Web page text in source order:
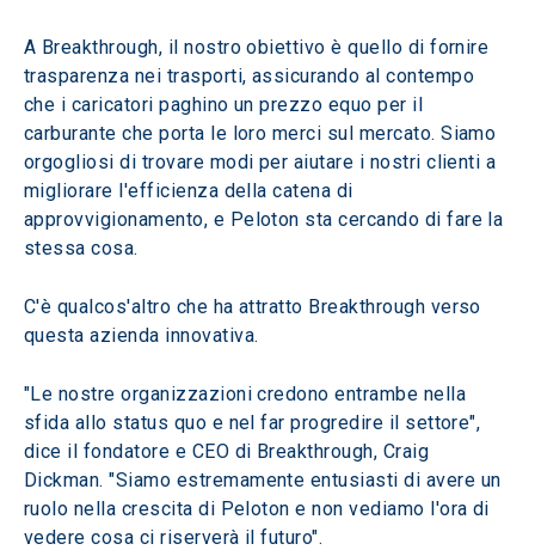
A Breakthrough, il nostro obiettivo è quello di fornire
trasparenza nei trasporti, assicurando al contempo
che i caricatori paghino un prezzo equo per il
carburante che porta le loro merci sul mercato. Siamo
orgogliosi di trovare modi per aiutare i nostri clienti a
migliorare l'efficienza della catena di
approvvigionamento, e Peloton sta cercando di fare la
stessa cosa.
C'è qualcos'altro che ha attratto Breakthrough verso
questa azienda innovativa.
"Le nostre organizzazioni credono entrambe nella
sfida allo status quo e nel far progredire il settore",
dice il fondatore e CEO di Breakthrough, Craig
Dickman. "Siamo estremamente entusiasti di avere un
ruolo nella crescita di Peloton e non vediamo l'ora di
vedere cosa ci riserverà il futuro".